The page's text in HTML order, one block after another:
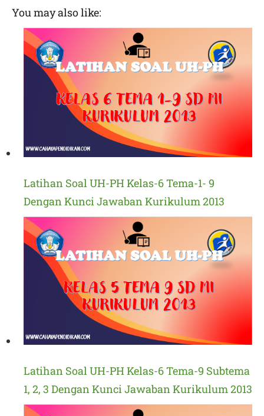
You may also like:
Latihan Soal UH-PH Kelas-6 Tema-1- 9
Dengan Kunci Jawaban Kurikulum 2013
Latihan Soal UH-PH Kelas-6 Tema-9 Subtema
1, 2, 3 Dengan Kunci Jawaban Kurikulum 2013